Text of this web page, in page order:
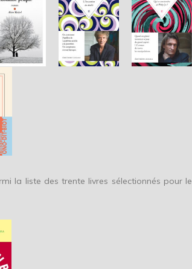
la liste des trente livres sélectionnés pour le